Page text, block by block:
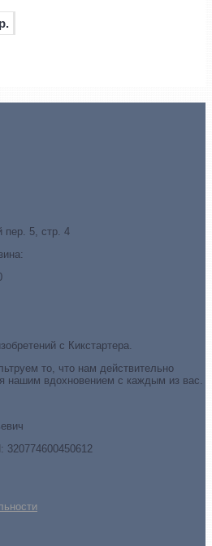
пер. 5, стр. 4
с Кикстартера.
то, что нам действительно
нашим вдохновением с каждым из вас.